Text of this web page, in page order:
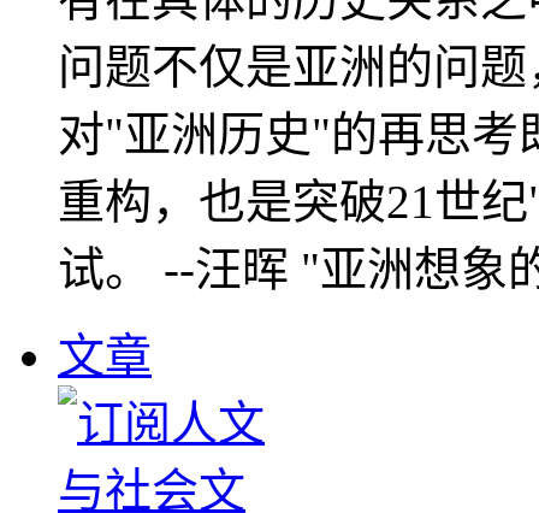
问题不仅是亚洲的问
对"亚洲历史"的再思考
重构，也是突破21世
试。 --汪晖 "亚洲想象
文章